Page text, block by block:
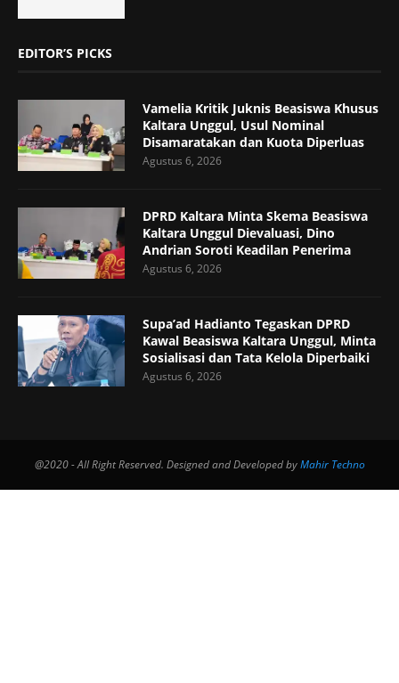
EDITOR’S PICKS
Vamelia Kritik Juknis Beasiswa Khusus
Kaltara Unggul, Usul Nominal
Disamaratakan dan Kuota Diperluas
Agustus 6, 2026
DPRD Kaltara Minta Skema Beasiswa
Kaltara Unggul Dievaluasi, Dino
Andrian Soroti Keadilan Penerima
Agustus 6, 2026
Supa’ad Hadianto Tegaskan DPRD
Kawal Beasiswa Kaltara Unggul, Minta
Sosialisasi dan Tata Kelola Diperbaiki
Agustus 6, 2026
@2020 - All Right Reserved. Designed and Developed byMahir Techno